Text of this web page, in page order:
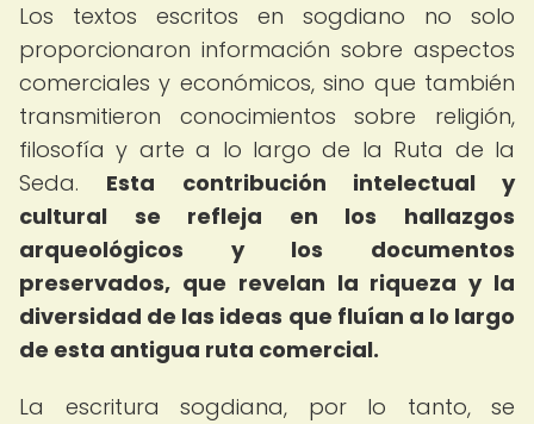
Los textos escritos en sogdiano no solo
proporcionaron información sobre aspectos
comerciales y económicos, sino que también
transmitieron conocimientos sobre religión,
filosofía y arte a lo largo de la Ruta de la
Seda. Esta contribución intelectual y
cultural se refleja en los hallazgos
arqueológicos y los documentos
preservados, que revelan la riqueza y la
diversidad de las ideas que fluían a lo largo
de esta antigua ruta comercial.
La escritura sogdiana, por lo tanto, se